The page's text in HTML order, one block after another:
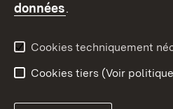
données.
Cookies techniquement
Cookies tiers (Voir